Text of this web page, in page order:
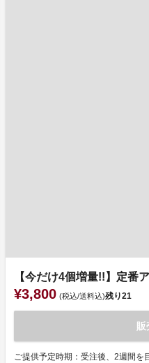
【今だけ4個増量!!】定番
¥3,800 (税込/送料込)残り21
販
ご提供予定時期：受注後、2週間を